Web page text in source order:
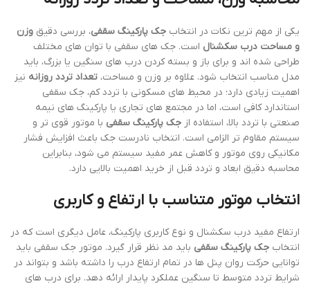
یکی از مهم ترین نکات در انتخاب جک پارکینگ سقفی، بررسی دقیق وزن
و مساحت درب سکشنال است. جک های سقفی با توان های مختلف
طراحی شده اند و برای باز و بسته کردن درب های سنگین یا بزرگ، باید
مدل مناسب انتخاب شود. علاوه بر وزن و مساحت، تعداد تردد روزانه نیز
اهمیت زیادی دارد؛ در محیط های مسکونی با تردد کم، جک سقفی
استاندارد کافی است، اما در مجتمع های تجاری یا پارکینگ های نیمه
صنعتی با تردد بالا، استفاده از جک پارکینگ سقفی با موتور قوی تر و
سیستم مقاوم تر الزامی است. انتخاب نادرست جک باعث افزایش فشار
مکانیکی روی موتور و کاهش عمر مفید سیستم می شود، بنابراین
محاسبه دقیق ابعاد و تردد قبل از خرید اهمیت بالایی دارد.
انتخاب موتور متناسب با ارتفاع و کاربری
ارتفاع مفید درب سکشنال و نوع کاربری پارکینگ، عامل دیگری است که در
انتخاب جک پارکینگ سقفی باید مد نظر قرار گیرد. موتور جک سقفی باید
توانایی حرکت روان پنل ها در تمام ارتفاع درب را داشته باشد و بتواند در
شرایط تردد متوسط تا سنگین عملکرد پایدار ارائه دهد. برای درب های